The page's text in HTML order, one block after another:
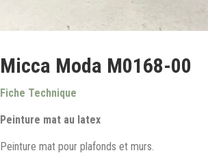
Micca Moda M0168-00
Fiche Technique
Peinture mat au latex
Peinture mat pour plafonds et murs.